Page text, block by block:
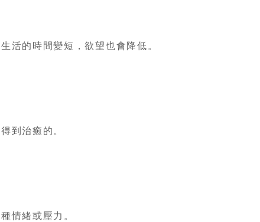
活的時間變短，欲望也會降低。
到治癒的。
情緒或壓力。